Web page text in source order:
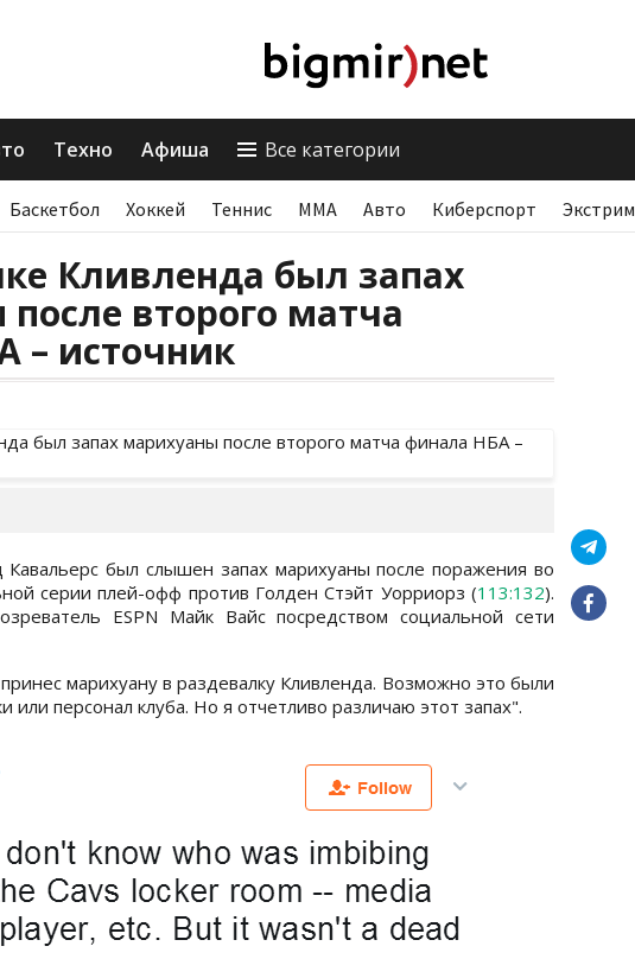
Техно Афиша Все категории
Баскетбол Хоккей Теннис ММА Авто Киберспорт Экстрим
Кливленда был запах
второго матча
– источник
Кавальерс был слышен запах марихуаны после поражения во
серии плей-офф против Голден Стэйт Уорриорз (113:132).
ESPN Майк Вайс посредством социальной сети
марихуану в раздевалку Кливленда. Возможно это были
или персонал клуба. Но я отчетливо различаю этот запах".